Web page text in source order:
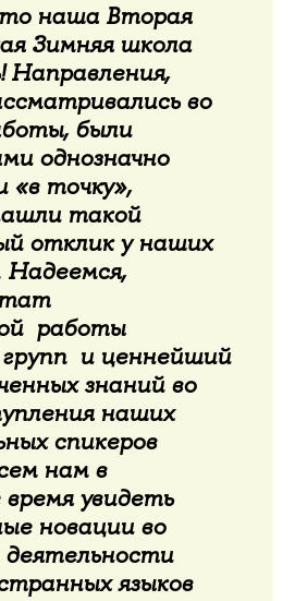
наша Вторая
Зимняя школа
Направления,
во
были
однозначно
«в точку»,
такой
отклик у наших
Надеемся,
работы
и ценнейший
знаний во
наших
спикеров
нам в
увидеть
новации во
деятельности
языков